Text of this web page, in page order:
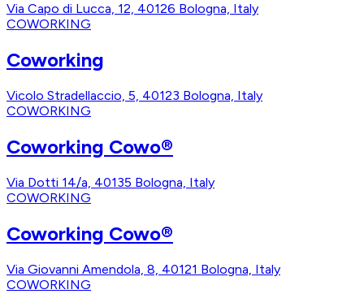
Via Capo di Lucca, 12, 40126 Bologna, Italy
COWORKING
Coworking
Vicolo Stradellaccio, 5, 40123 Bologna, Italy
COWORKING
Coworking Cowo®
Via Dotti 14/a, 40135 Bologna, Italy
COWORKING
Coworking Cowo®
Via Giovanni Amendola, 8, 40121 Bologna, Italy
COWORKING